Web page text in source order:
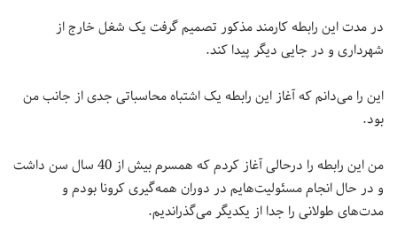
در مدت این رابطه کارمند مذکور تصمیم گرفت یک شغل خارج از
شهرداری و در جایی دیگر پیدا کند.
این را می‌دانم که آغاز این رابطه یک اشتباه محاسباتی جدی از جانب من
بود.
من این رابطه را درحالی آغاز کردم که همسرم بیش از 40 سال سن داشت
و در حال انجام مسئولیت‌هایم در دوران همه‌گیری کرونا بودم و
مدت‌های طولانی را جدا از یکدیگر می‌گذراندیم.